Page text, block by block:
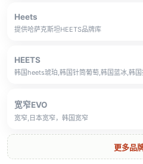
Heets
提供哈萨克斯坦HEETS品牌库
HEETS
韩国heets琥珀,韩国针筒葡萄,韩国蓝冰,韩
宽窄EVO
宽窄,日本宽窄，韩国宽窄
更多品